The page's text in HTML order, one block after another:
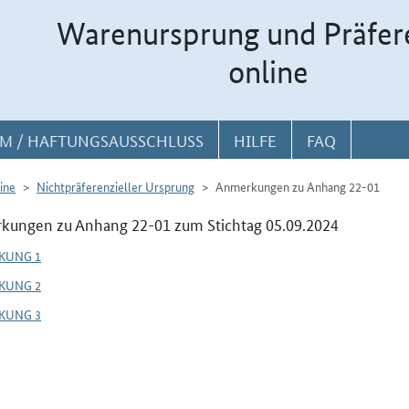
Warenursprung und
online
/ HAFTUNGSAUSSCHLUSS HILFE FAQ
Nichtpräferenzieller Ursprung Anmerkungen zu Anhang 22-01
zu Anhang 22-01 zum Stichtag 05.09.2024
1
2
3